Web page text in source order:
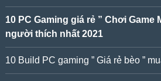
10 PC Gaming giá rẻ ” Chơi
người thích nhất 2021
10 Build PC gaming ” Giá rẻ bèo ”